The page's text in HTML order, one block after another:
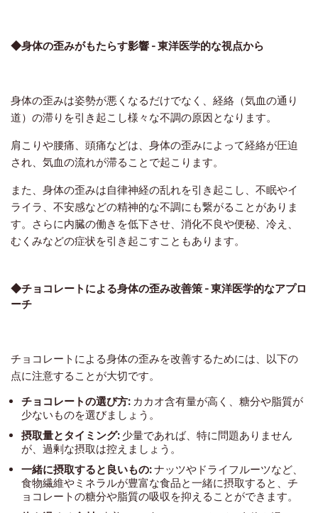
◆身体の歪みがもたらす影響 - 東洋医学的な視点から
身体の歪みは姿勢が悪くなるだけでなく、経絡（気血の通り
道）の滞りを引き起こし様々な不調の原因となります。
肩こりや腰痛、頭痛などは、身体の歪みによって経絡が圧迫
され、気血の流れが滞ることで起こります。
また、身体の歪みは自律神経の乱れを引き起こし、不眠やイ
ライラ、不安感などの精神的な不調にも繋がることがありま
す。さらに内臓の働きを低下させ、消化不良や便秘、冷え、
むくみなどの症状を引き起こすこともあります。
◆チョコレートによる身体の歪み改善策 - 東洋医学的なアプロ
ーチ
チョコレートによる身体の歪みを改善するためには、以下の
点に注意することが大切です。
チョコレートの選び方: カカオ含有量が高く、糖分や脂質が
少ないものを選びましょう。
摂取量とタイミング: 少量であれば、特に問題ありません
が、過剰な摂取は控えましょう。
一緒に摂取すると良いもの:ナッツやドライフルーツなど、
食物繊維やミネラルが豊富な食品と一緒に摂取すると、チ
ョコレートの糖分や脂質の吸収を抑えることができます。